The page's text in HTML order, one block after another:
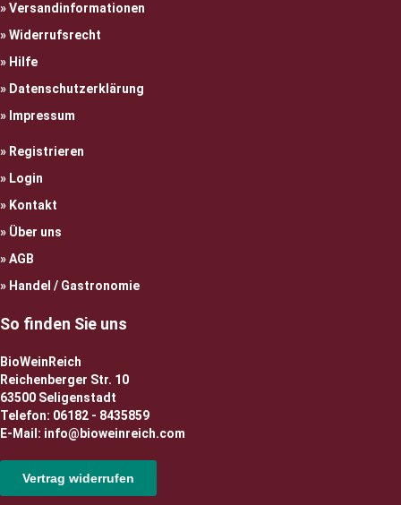
Versandinformationen
Widerrufsrecht
Hilfe
Datenschutzerklärung
Impressum
Registrieren
Login
Kontakt
Über uns
AGB
Handel / Gastronomie
So finden Sie uns
BioWeinReich
Reichenberger Str. 10
63500 Seligenstadt
Telefon: 06182 - 8435859
E-Mail: info@bioweinreich.com
Vertrag widerrufen